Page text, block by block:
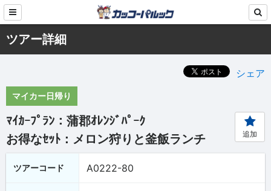
ツアー詳細
シェア
マイカー日帰り
ﾏｲｶｰﾌﾟﾗﾝ：蒲郡ｵﾚﾝｼﾞﾊﾟｰｸ
お得なｾｯﾄ：メロン狩りと釜飯ランチ
追加
ツアーコード A0222-80